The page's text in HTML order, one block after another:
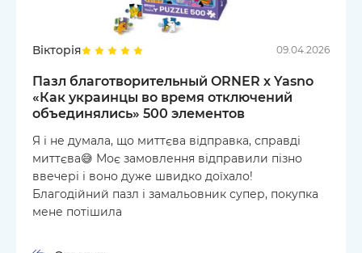
Вікторія 09.04.2026
Пазл благотворительный ORNER х Yasno
«Как украинцы во время отключений
объединялись» 500 элементов
Я і не думала, що миттєва відправка, справді
миттєва😅 Моє замовлення відправили пізно
ввечері і воно дуже швидко доїхало!
Благодійний пазл і замальовник супер, покупка
мене потішила